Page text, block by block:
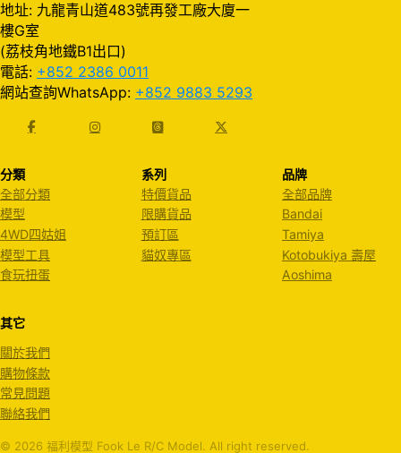
地址: 九龍青山道483號再發工廠大廈一
樓G室
(荔枝角地鐵B1出口)
電話: +852 2386 0011
網站查詢WhatsApp: +852 9883 5293
分類
全部分類
模型
4WD四姑姐
模型工具
食玩扭蛋
系列
特價貨品
限購貨品
預訂區
貓奴專區
品牌
全部品牌
Bandai
Tamiya
Kotobukiya 壽屋
Aoshima
其它
關於我們
購物條款
常見問題
聯絡我們
© 2026 福利模型 Fook Le R/C Model. All right reserved.